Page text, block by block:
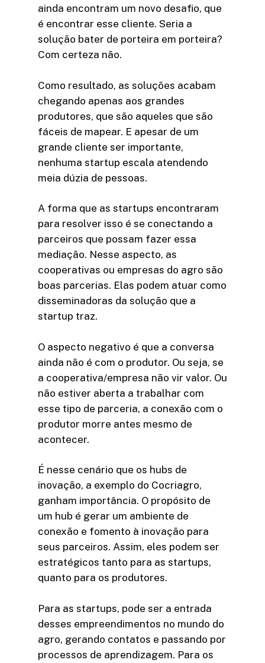
ainda encontram um novo desafio, que
é encontrar esse cliente. Seria a
solução bater de porteira em porteira?
Com certeza não.
Como resultado, as soluções acabam
chegando apenas aos grandes
produtores, que são aqueles que são
fáceis de mapear. E apesar de um
grande cliente ser importante,
nenhuma startup escala atendendo
meia dúzia de pessoas.
A forma que as startups encontraram
para resolver isso é se conectando a
parceiros que possam fazer essa
mediação. Nesse aspecto, as
cooperativas ou empresas do agro são
boas parcerias. Elas podem atuar como
disseminadoras da solução que a
startup traz.
O aspecto negativo é que a conversa
ainda não é com o produtor. Ou seja, se
a cooperativa/empresa não vir valor. Ou
não estiver aberta a trabalhar com
esse tipo de parceria, a conexão com o
produtor morre antes mesmo de
acontecer.
É nesse cenário que os hubs de
inovação, a exemplo do Cocriagro,
ganham importância. O propósito de
um hub é gerar um ambiente de
conexão e fomento à inovação para
seus parceiros. Assim, eles podem ser
estratégicos tanto para as startups,
quanto para os produtores.
Para as startups, pode ser a entrada
desses empreendimentos no mundo do
agro, gerando contatos e passando por
processos de aprendizagem. Para os